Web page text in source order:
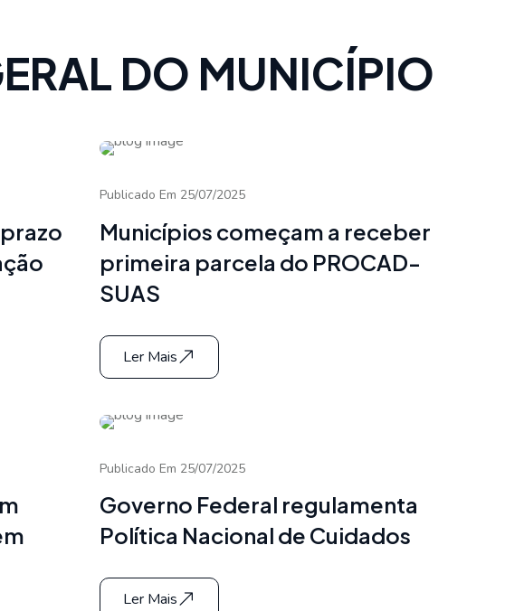
DO MUNICÍPIO
Publicado Em 25/07/2025
Municípios começam a receber
primeira parcela do PROCAD-
SUAS
Ler Mais
Publicado Em 25/07/2025
Governo Federal regulamenta
Política Nacional de Cuidados
Ler Mais